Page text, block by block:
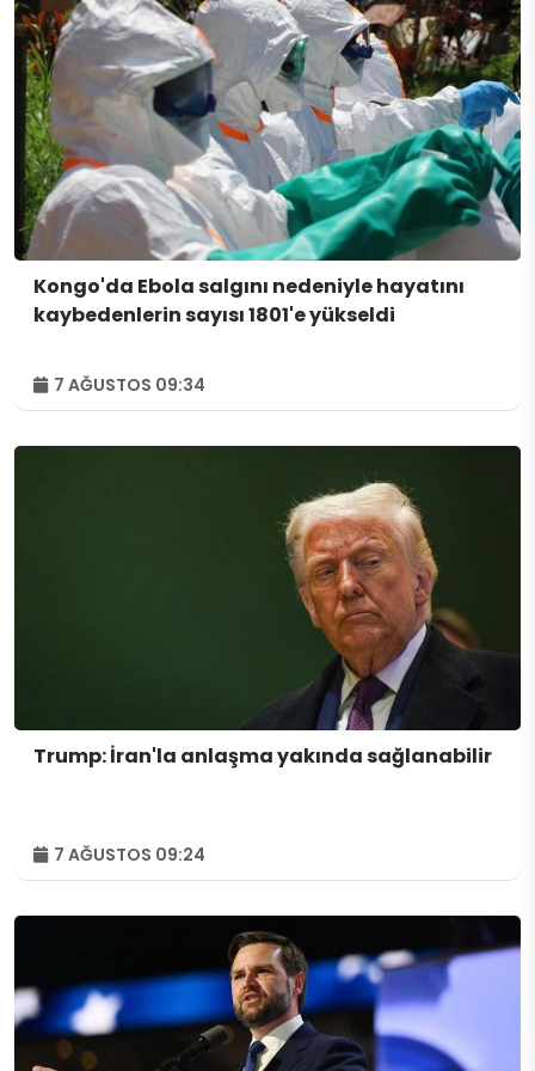
Kongo'da Ebola salgını nedeniyle hayatını
kaybedenlerin sayısı 1801'e yükseldi
7 AĞUSTOS 09:34
Trump: İran'la anlaşma yakında sağlanabilir
7 AĞUSTOS 09:24